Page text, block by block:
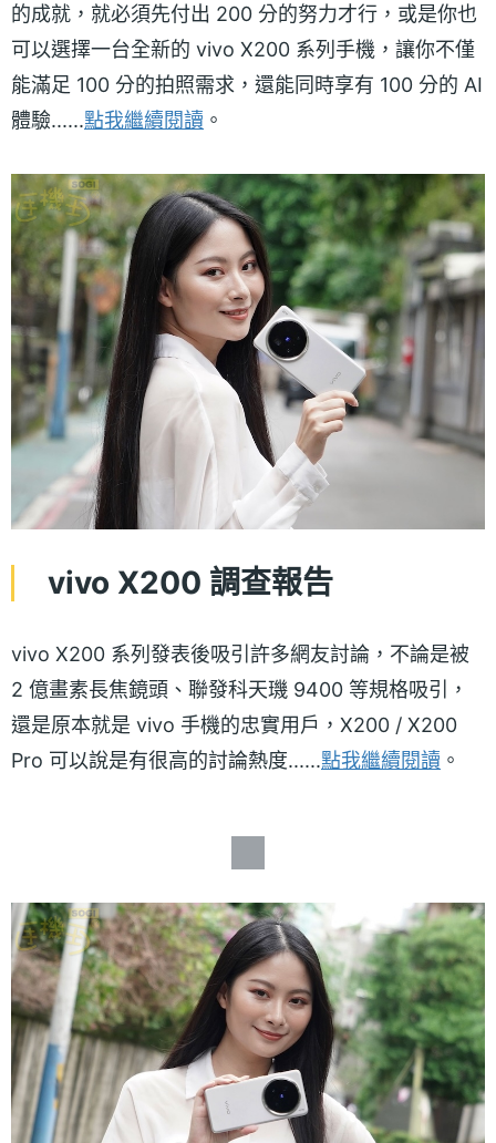
的成就，就必須先付出 200 分的努力才行，或是你也
可以選擇一台全新的 vivo X200 系列手機，讓你不僅
能滿足 100 分的拍照需求，還能同時享有 100 分的 AI
體驗......點我繼續閱讀 。
vivo X200 調查報告
vivo X200 系列發表後吸引許多網友討論，不論是被
2 億畫素長焦鏡頭、聯發科天璣 9400 等規格吸引，
還是原本就是 vivo 手機的忠實用戶，X200 / X200
Pro 可以說是有很高的討論熱度......點我繼續閱讀 。